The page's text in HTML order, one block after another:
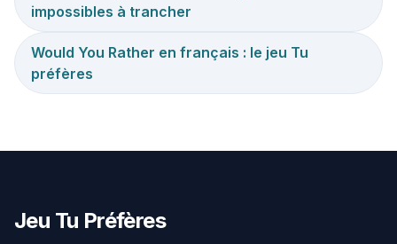
impossibles à trancher
Would You Rather en français : le jeu Tu
préfères
Jeu Tu Préfères